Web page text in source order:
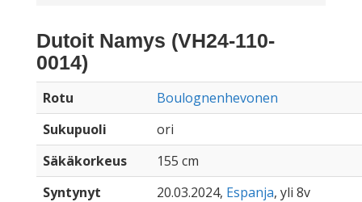
Dutoit Namys (VH24-110-
0014)
Rotu
Boulognenhevonen
Sukupuoli
ori
Säkäkorkeus
155 cm
Syntynyt
20.03.2024, Espanja, yli 8v